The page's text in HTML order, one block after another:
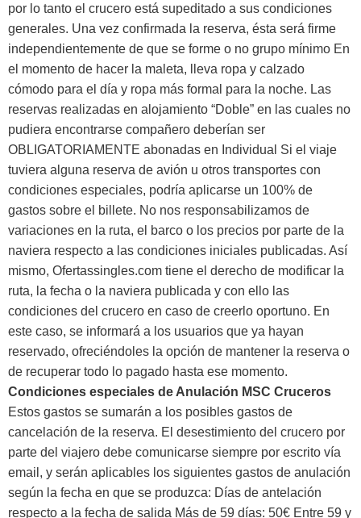
por lo tanto el crucero está supeditado a sus condiciones
generales. Una vez confirmada la reserva, ésta será firme
independientemente de que se forme o no grupo mínimo En
el momento de hacer la maleta, lleva ropa y calzado
cómodo para el día y ropa más formal para la noche. Las
reservas realizadas en alojamiento “Doble” en las cuales no
pudiera encontrarse compañero deberían ser
OBLIGATORIAMENTE abonadas en Individual Si el viaje
tuviera alguna reserva de avión u otros transportes con
condiciones especiales, podría aplicarse un 100% de
gastos sobre el billete. No nos responsabilizamos de
variaciones en la ruta, el barco o los precios por parte de la
naviera respecto a las condiciones iniciales publicadas. Así
mismo, Ofertassingles.com tiene el derecho de modificar la
ruta, la fecha o la naviera publicada y con ello las
condiciones del crucero en caso de creerlo oportuno. En
este caso, se informará a los usuarios que ya hayan
reservado, ofreciéndoles la opción de mantener la reserva o
de recuperar todo lo pagado hasta ese momento.
Condiciones especiales de Anulación MSC Cruceros
Estos gastos se sumarán a los posibles gastos de
cancelación de la reserva. El desestimiento del crucero por
parte del viajero debe comunicarse siempre por escrito vía
email, y serán aplicables los siguientes gastos de anulación
según la fecha en que se produzca: Días de antelación
respecto a la fecha de salida Más de 59 días: 50€ Entre 59 y